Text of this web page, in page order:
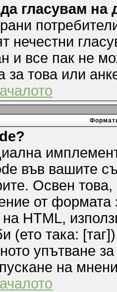
гласувам на
нечестни
и все пак не
за това или
във вашите
Освен
от формата
HTML,
(ето така:
упътване
на